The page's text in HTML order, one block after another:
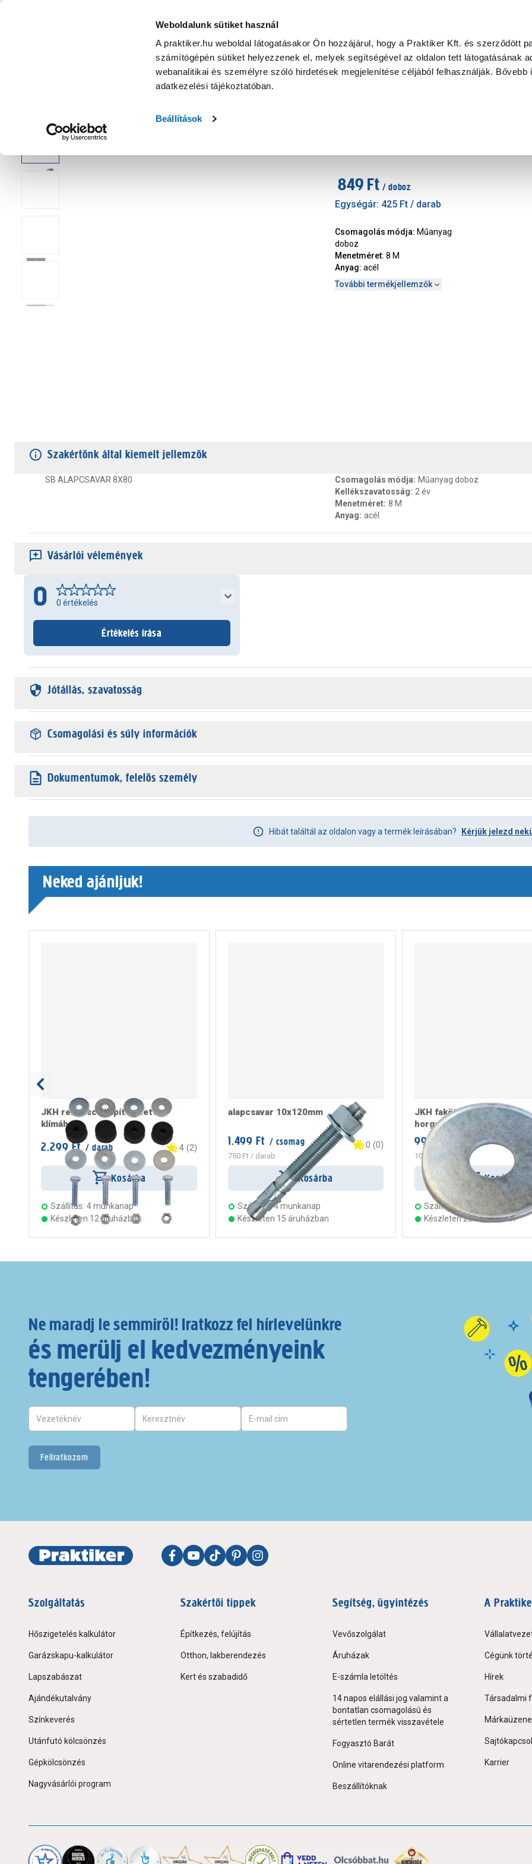
Weboldalunk sütiket használ
A praktiker.hu weboldal látogatásakor Ön hozzájárul, hogy a Praktiker Kft. és szerződött
számítógépén sütiket helyezzenek el, melyek segítségével az oldalon tett látogatásának
webanalitikai és személyre szóló hirdetések megjelenítése céljából felhasználják. Bővebb
adatkezelési tájékoztatóban.
Beállítások
KATEGÓRIÁK
Nyereményjáték Praktiker Professional Szakiajánló Ügyintézés és Információ
849 Ft / doboz
Egységár: 425 Ft / darab
Csomagolás módja: Műanyag
doboz
Menetméret: 8 M
Anyag: acél
További termékjellemzők
Szakértőnk által kiemelt jellemzők
SB ALAPCSAVAR 8X80 Csomagolás módja: Műanyag doboz
Kellékszavatosság: 2 év
Menetméret: 8 M
Anyag: acél
Vásárlói vélemények
0 0 értékelés
Értékelés írása
Jótállás, szavatosság
Csomagolási és súly információk
Dokumentumok, felelős személy
Hibát találtál az oldalon vagy a termék leírásában? Kérjük jelezd
Neked ajánljuk!
JKH rezgéscsillapító szett
klímához
2.299 Ft / darab 4 (2)
Kosárba
Szállítás: 4 munkanap
Készleten 12 áruházban
alapcsavar 10x120mm
1.499 Ft / csomag
750 Ft/ darab
0 (0)
Kosárba
Szállítás: 4 munkanap
Készleten 15 áruházban
JKH fakötésű alátét 8mm,
horganyzott sb-1
999 Ft / doboz
100 Ft
Kosárba
Szállítás: 4 munkanap
Készleten 23 áruházban
Ne maradj le semmiről! Iratkozz fel hírlevelünkre
és merülj el kedvezményeink
tengerében!
Feliratkozom
Szolgáltatás
Hőszigetelés kalkulátor
Garázskapu-kalkulátor
Lapszabászat
Ajándékutalvány
Színkeverés
Utánfutó kölcsönzés
Gépkölcsönzés
Nagyvásárlói program
Szakértői tippek
Építkezés, felújítás
Otthon, lakberendezés
Kert és szabadidő
Segítség, ügyintézés
Vevőszolgálat
Áruházak
E-számla letöltés
14 napos elállási jog valamint a
bontatlan csomagolású és
sértetlen termék visszavétele
Fogyasztó Barát
Online vitarendezési platform
Beszállítóknak
A
Cégünk
Hírek
Társadalmi
Karrier